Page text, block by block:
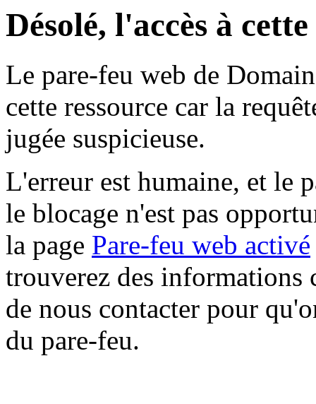
Désolé, l'accès à
Le pare-feu web de
cette ressource car la
jugée suspicieuse.
L'erreur est humaine, et le
le blocage n'est pas
la page Pare-feu web activé
trouverez des informations
de nous contacter pour
du pare-feu.